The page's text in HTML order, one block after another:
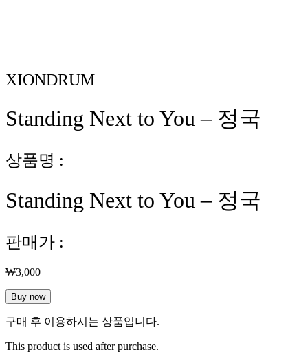
XIONDRUM
Standing Next to You – 정국
상품명 :
Standing Next to You – 정국
판매가 :
₩3,000
Standing
Next
to
-
Buy now
구매 후 이용하시는 상품입니다.
This product is used after purchase.